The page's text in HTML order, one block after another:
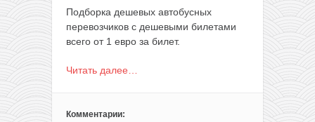
Подборка дешевых автобусных
перевозчиков с дешевыми билетами
всего от 1 евро за билет.
Читать далее…
Комментарии: